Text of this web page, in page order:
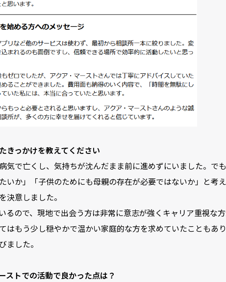
きっかけを教えてください
気で亡くし、気持ちが沈んだまま前に進めずにいました。で
いか」「子供のためにも母親の存在が必要ではないか」と考
決意しました。
るので、現地で出会う方は非常に意志が強くキャリア重視な
はもう少し穏やかで温かい家庭的な方を求めていたこともあ
ました。
ストでの活動で良かった点は？